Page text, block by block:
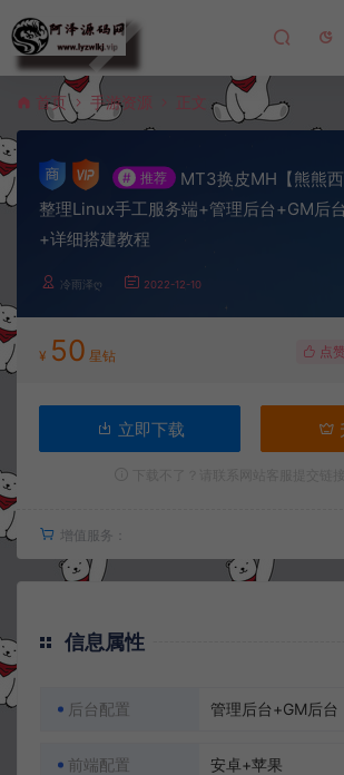
首页 手游资源 正文
# 推荐
MT3换皮MH【熊熊
整理Linux手工服务端+管理后台+GM后
+详细搭建教程
冷雨泽ღ 2022-12-10
¥ 50 星钻 点
立即下载
增值服务：
信息属性
后台配置 管理后台+GM后台
前端配置 安卓+苹果